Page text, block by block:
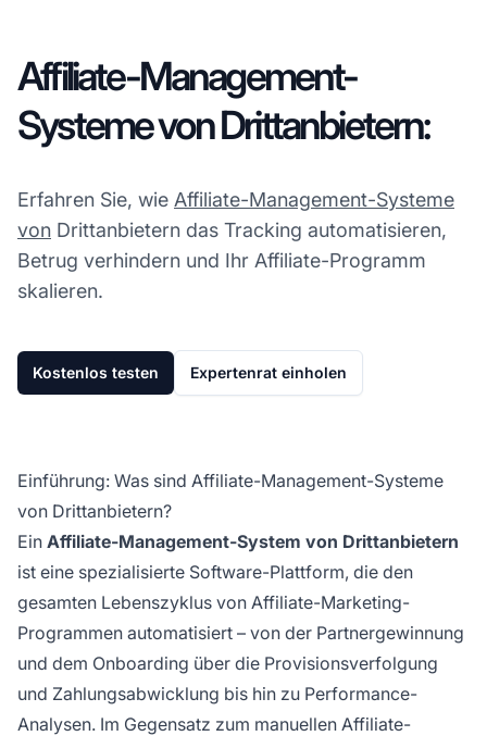
Affiliate-Management-
Systeme von Drittanbietern:
Erfahren Sie, wie Affiliate-Management-Systeme
von Drittanbietern das Tracking automatisieren,
Betrug verhindern und Ihr Affiliate-Programm
skalieren.
Kostenlos testen Expertenrat einholen
Einführung: Was sind Affiliate-Management-Systeme
von Drittanbietern?
Ein Affiliate-Management-System von Drittanbietern
ist eine spezialisierte Software-Plattform, die den
gesamten Lebenszyklus von Affiliate-Marketing-
Programmen automatisiert – von der Partnergewinnung
und dem Onboarding über die Provisionsverfolgung
und Zahlungsabwicklung bis hin zu Performance-
Analysen. Im Gegensatz zum manuellen Affiliate-